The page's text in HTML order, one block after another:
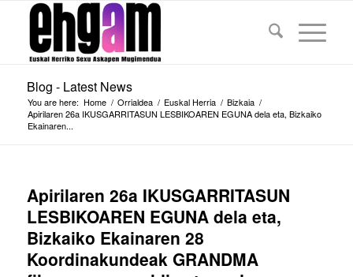
Blog - Latest News
You are here: Home / Orrialdea / Euskal Herria / Bizkaia /
Apirilaren 26a IKUSGARRITASUN LESBIKOAREN EGUNA dela eta, Bizkaiko
Ekainaren...
Apirilaren 26a IKUSGARRITASUN
LESBIKOAREN EGUNA dela eta,
Bizkaiko Ekainaren 28
Koordinakundeak GRANDMA